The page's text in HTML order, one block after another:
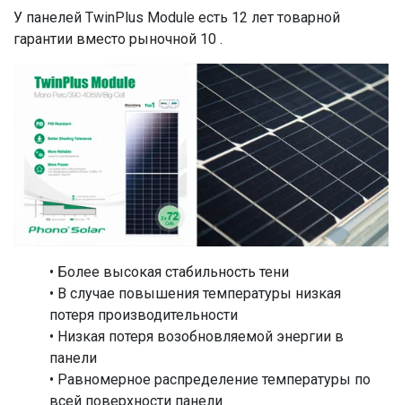
У панелей TwinPlus Module есть 12 лет товарной
гарантии вместо рыночной 10 .
• Более высокая стабильность тени
• В случае повышения температуры низкая
потеря производительности
• Низкая потеря возобновляемой энергии в
панели
• Равномерное распределение температуры по
всей поверхности панели